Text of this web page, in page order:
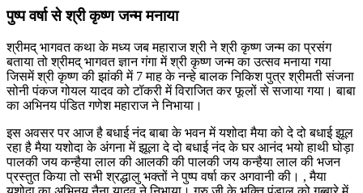
पुष्प वर्षा से श्री कृष्ण जन्म मनाया
श्रीमद् भागवत कथा के मध्य जब महाराज श्री ने श्री कृष्ण जन्म का प्रसंग
बताया तो श्रीमद् भागवत ज्ञान गंगा में श्री कृष्ण जन्म का उत्सव मनाया गया
जिसमें श्री कृष्ण की झांकी में 7 माह के नन्हे बालक निकिश पुत्र श्रीमती संजना
सोनी पंकज गोयल यादव को टॉकरी में विराजित कर फूलों से सजाया गया। बाबा
का अभिनय पंडित गणेश महाराज ने निभाया।
इस अवसर पर आज है बधाई नंद बाबा के भवन में यशोदा मैया को दे दो बधाई झूल
रहा है मैया यशोदा के अंगना में झूला दे दो बधाई नंद के घर आनंद भयो हाथी घोड़ा
पालकी जय कन्हैया लाल की आलकी की पालकी जय कन्हैया लाल की भजन
प्रस्तुत किया तो सभी श्रद्धालु भक्तों ने पुष्प वर्षा कर अगवानी की। , मैया